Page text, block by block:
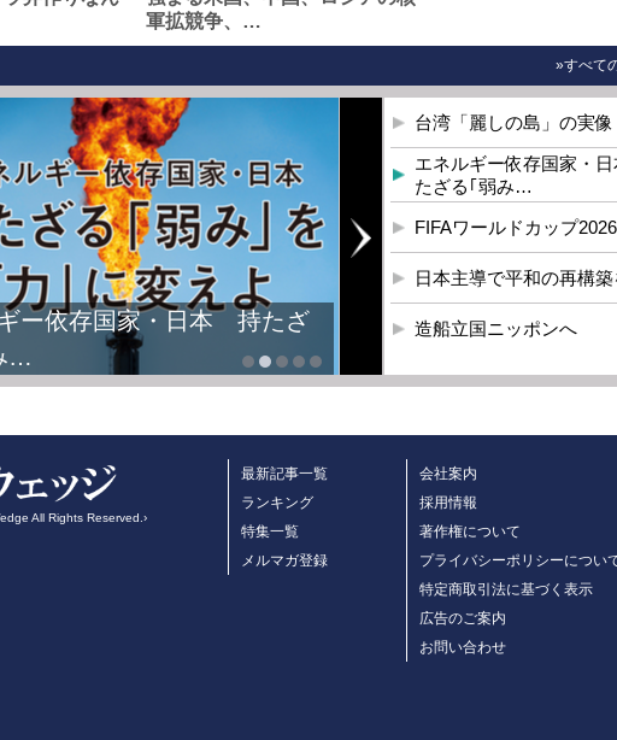
軍拡競争、…
»すべて
ー依存国家・日本 持たざ
…
台湾「麗しの島」の実像
エネルギー依存国家・
たざる｢弱み…
FIFAワールドカップ2026
日本主導で平和の再構築
造船立国ニッポンへ
All Rights Reserved.›
最新記事一覧
ランキング
特集一覧
メルマガ登録
会社案内
採用情報
著作権について
プライバシーポリシーについ
特定商取引法に基づく表示
広告のご案内
お問い合わせ